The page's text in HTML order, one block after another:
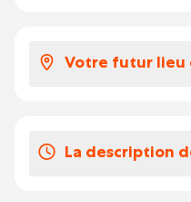
Salaire horaire
Indemnités de
CP124
Votre futur lieu
région de Tournai,
La description